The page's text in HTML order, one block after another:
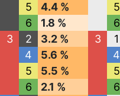
5
4.4 %
6
1.8 %
3
2
3.2 %
4
5.6 %
5
5.5 %
6
2.1 %
5
6
3
1
4
5
6